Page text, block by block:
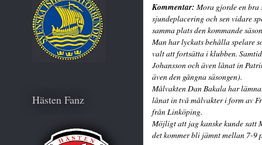
Kommentar: Mora gjorde en bra
sjundeplacering och sen vidare
samma plats den kommande
Man har lyckats behålla spelare
valt att fortsätta i klubben.
Johansson och även lånat in
även den gångna säsongen).
Målvakten Dan Bakala har
lånat in två målvakter i form av
från Linköping.
Möjligt att jag kanske kunde
det kommer bli jämnt mellan 7-9
Hästen Fanz